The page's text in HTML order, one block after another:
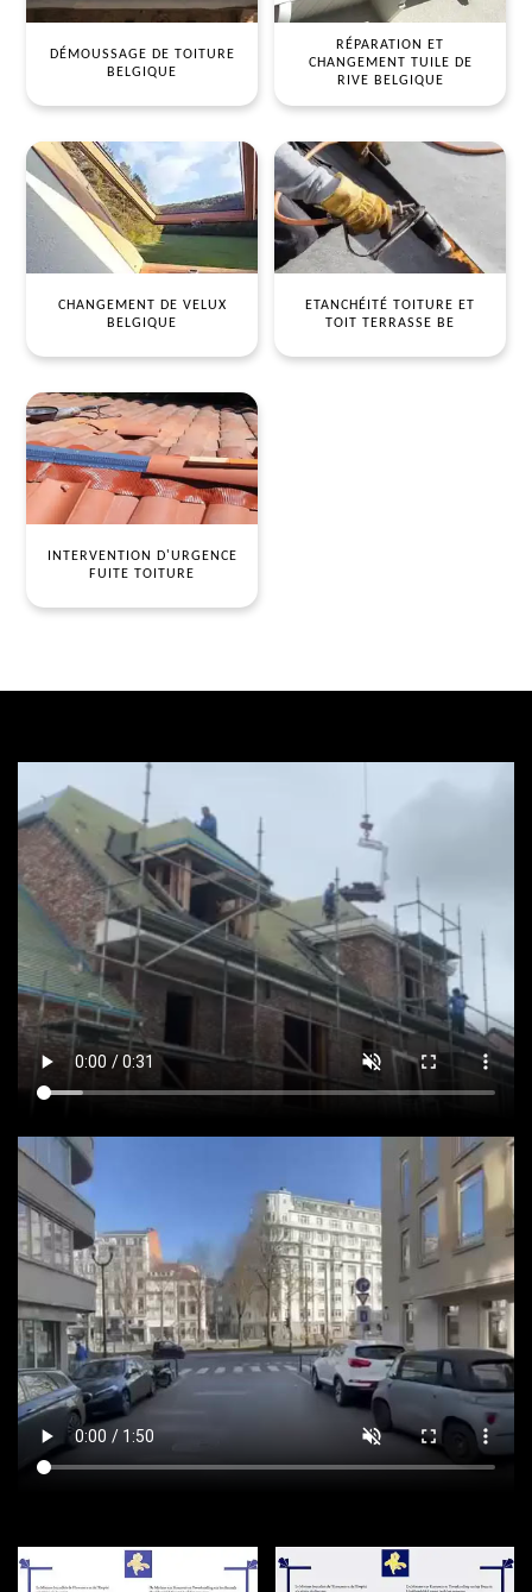
DÉMOUSSAGE DE TOITURE
BELGIQUE
RÉPARATION ET
CHANGEMENT TUILE DE
RIVE BELGIQUE
CHANGEMENT DE VELUX
BELGIQUE
ETANCHÉITÉ TOITURE ET
TOIT TERRASSE BE
INTERVENTION D'URGENCE
FUITE TOITURE